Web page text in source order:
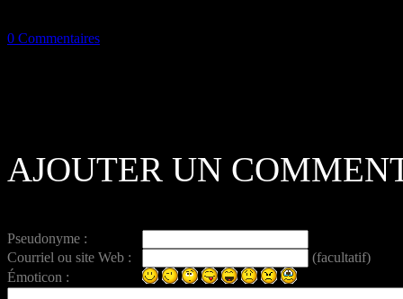
0 Commentaires
AJOUTER UN
Pseudonyme :
Courriel ou site Web :
(facultatif)
Émoticon :